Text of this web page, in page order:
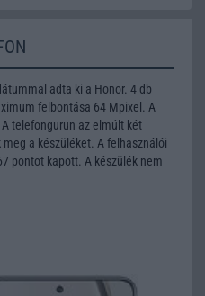
adta ki a Honor. 4 db
felbontása 64 Mpixel. A
telefongurun az elmúlt két
a készüléket. A felhasználói
pontot kapott. A készülék nem